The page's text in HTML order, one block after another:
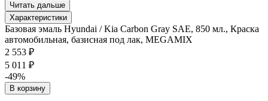
Читать дальше
Характеристики
Базовая эмаль Hyundai / Kia Carbon Gray SAE, 850 мл., Краска
автомобильная, базисная под лак, MEGAMIX
2 553 ₽
5 011 ₽
-49%
В корзину